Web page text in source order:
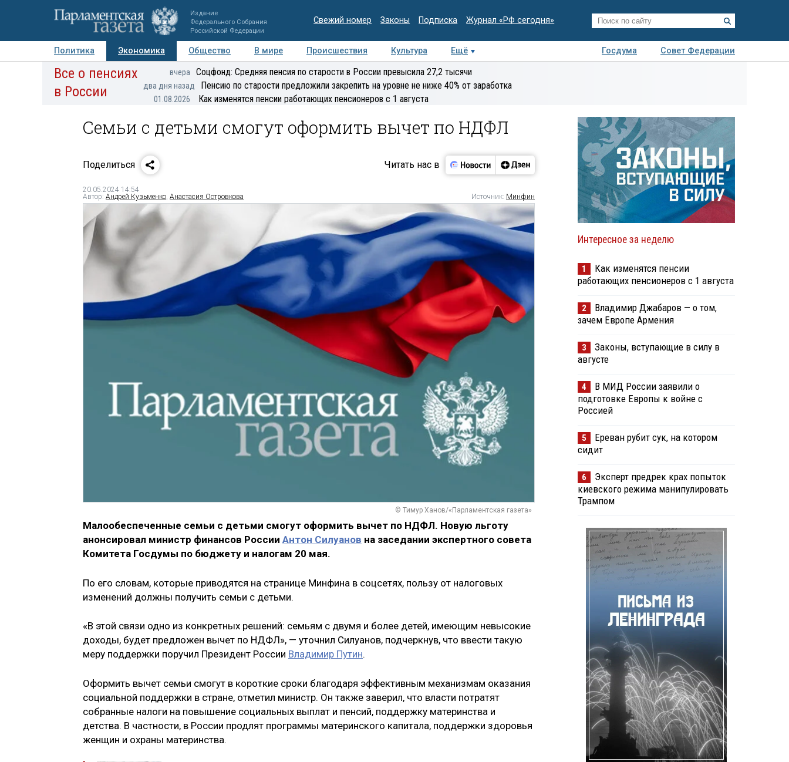
Издание
Федерального Собрания
Российской Федерации
Свежий номер Законы Подписка Журнал «РФ сегодня»
Политика Экономика Общество В мире Происшествия Культура Ещё Госдума
Совет Федерации
Авторы Персоны Мнения Регионы Медиацентр Интервью Колумнисты
экспертиза
Все о пенсиях
в России
вчера Соцфонд: Средняя пенсия по старости в России превысила 27,2 тысячи
два дня назад Пенсию по старости предложили закрепить на уровне не ниже 40% от заработка
01.08.2026 Как изменятся пенсии работающих пенсионеров с 1 августа
Семьи с детьми смогут оформить вычет по НДФЛ
Поделиться Читать нас в
20.05.2024 14:54
Автор: Андрей Кузьменко Анастасия Островкова Источник: Минфин
© Тимур Ханов/«Парламентская газета»
Малообеспеченные семьи с детьми смогут оформить вычет по НДФЛ. Новую льготу
анонсировал министр финансов России Антон Силуанов на заседании экспертного совета
Комитета Госдумы по бюджету и налогам 20 мая.
По его словам, которые приводятся на странице Минфина в соцсетях, пользу от налоговых
изменений должны получить семьи с детьми.
«В этой связи одно из конкретных решений: семьям с двумя и более детей, имеющим невысокие
доходы, будет предложен вычет по НДФЛ», — уточнил Силуанов, подчеркнув, что ввести такую
меру поддержки поручил Президент России Владимир Путин.
Оформить вычет семьи смогут в короткие сроки благодаря эффективным механизмам оказания
социальной поддержки в стране, отметил министр. Он также заверил, что власти потратят
собранные налоги на повышение социальных выплат и пенсий, поддержку материнства и
детства. В частности, в России продлят программы материнского капитала, поддержки здоровья
женщин и охраны материнства.
Интересное за неделю
1
Как изменятся пенсии
работающих пенсионеров с 1 августа
2
Владимир Джабаров — о том,
зачем Европе Армения
3
Законы, вступающие в силу в
августе
4
В МИД России заявили о
подготовке Европы к войне с
Россией
5
Ереван рубит сук, на котором
сидит
6
Эксперт предрек крах попыток
киевского режима манипулировать
Трампом